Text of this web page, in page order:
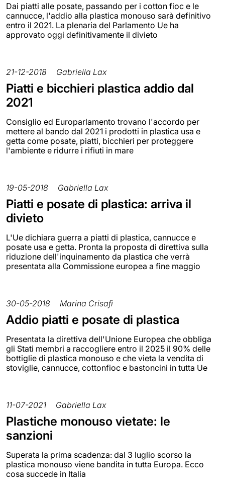
Dai piatti alle posate, passando per i cotton fioc e le
cannucce, l'addio alla plastica monouso sarà definitivo
entro il 2021. La plenaria del Parlamento Ue ha
approvato oggi definitivamente il divieto
21-12-2018 Gabriella Lax
Piatti e bicchieri plastica addio dal
2021
Consiglio ed Europarlamento trovano l'accordo per
mettere al bando dal 2021 i prodotti in plastica usa e
getta come posate, piatti, bicchieri per proteggere
l'ambiente e ridurre i rifiuti in mare
19-05-2018 Gabriella Lax
Piatti e posate di plastica: arriva il
divieto
L'Ue dichiara guerra a piatti di plastica, cannucce e
posate usa e getta. Pronta la proposta di direttiva sulla
riduzione dell'inquinamento da plastica che verrà
presentata alla Commissione europea a fine maggio
30-05-2018 Marina Crisafi
Addio piatti e posate di plastica
Presentata la direttiva dell'Unione Europea che obbliga
gli Stati membri a raccogliere entro il 2025 il 90% delle
bottiglie di plastica monouso e che vieta la vendita di
stoviglie, cannucce, cottonfioc e bastoncini in tutta Ue
11-07-2021 Gabriella Lax
Plastiche monouso vietate: le
sanzioni
Superata la prima scadenza: dal 3 luglio scorso la
plastica monouso viene bandita in tutta Europa. Ecco
cosa succede in Italia